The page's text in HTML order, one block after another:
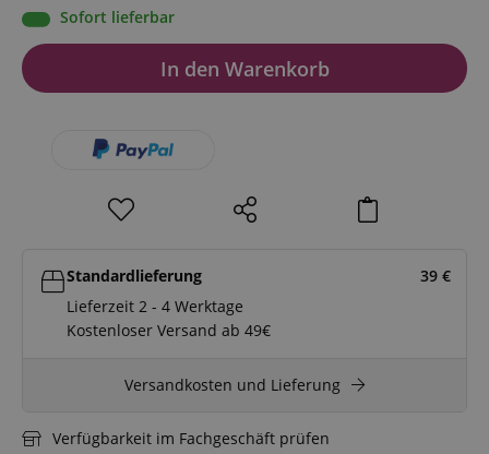
Sofort lieferbar
In den Warenkorb
Standardlieferung 39 €
Lieferzeit 2 - 4 Werktage
Kostenloser Versand ab 49€
Versandkosten und Lieferung
Verfügbarkeit im Fachgeschäft prüfen